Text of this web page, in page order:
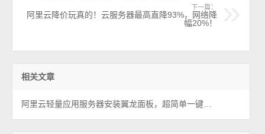
下一篇：
阿里云降价玩真的！云服务器最高直降93%，网络降
幅20%！
相关文章
阿里云轻量应用服务器安装翼龙面板，超简单一键部署安装